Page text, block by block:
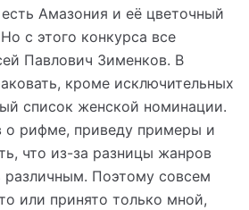
Амазония и её цветочный
с этого конкурса все
Павлович Зименков. В
кроме исключительных
список женской номинации.
о рифме, приведу примеры и
что из-за разницы жанров
Поэтому совсем
или принято только мной,